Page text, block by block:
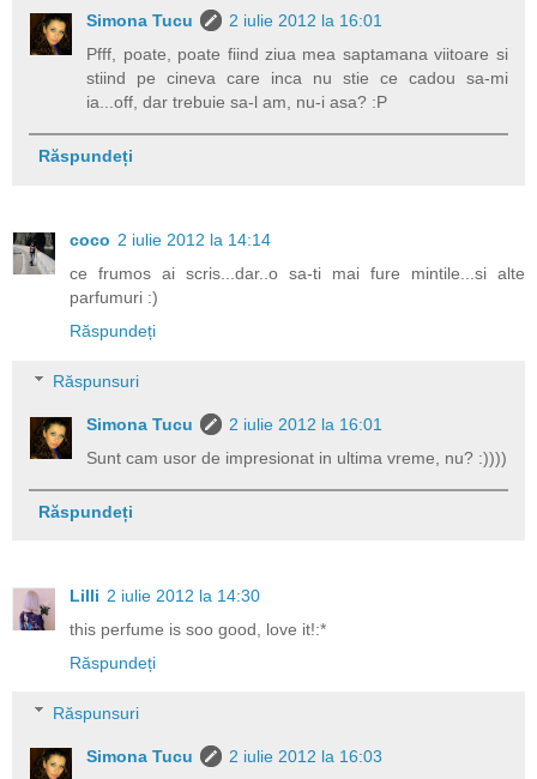
Simona Tucu
2 iulie 2012 la 16:01
Pfff, poate, poate fiind ziua mea saptamana viitoare si
stiind pe cineva care inca nu stie ce cadou sa-mi
ia...off, dar trebuie sa-l am, nu-i asa? :P
Răspundeți
coco 2 iulie 2012 la 14:14
ce frumos ai scris...dar..o sa-ti mai fure mintile...si alte
parfumuri :)
Răspundeți
Răspunsuri
Simona Tucu
2 iulie 2012 la 16:01
Sunt cam usor de impresionat in ultima vreme, nu? :))))
Răspundeți
Lilli 2 iulie 2012 la 14:30
this perfume is soo good, love it!:*
Răspundeți
Răspunsuri
Simona Tucu 2 iulie 2012 la 16:03